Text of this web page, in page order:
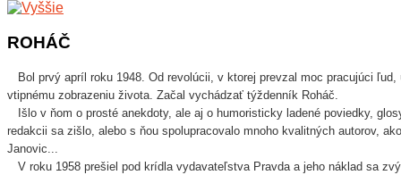
ROHÁČ
Bol prvý apríl roku 1948. Od revolúcii, v ktorej prevzal moc pracujúci
vtipnému zobrazeniu života. Začal vychádzať týždenník Roháč.
Išlo v ňom o prosté anekdoty, ale aj o humoristicky ladené poviedky,
redakcii sa zišlo, alebo s ňou spolupracovalo mnoho kvalitných autorov,
Janovic...
V roku 1958 prešiel pod krídla vydavateľstva Pravda a jeho náklad sa